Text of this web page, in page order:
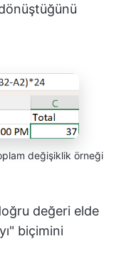
değişiklik örneği
değeri elde
biçimini